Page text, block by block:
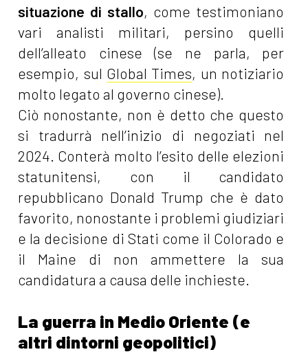
situazione di stallo, come testimoniano
vari analisti militari, persino quelli
dell’alleato cinese (se ne parla, per
esempio, sul Global Times, un notiziario
molto legato al governo cinese).
Ciò nonostante, non è detto che questo
si tradurrà nell’inizio di negoziati nel
2024. Conterà molto l’esito delle elezioni
statunitensi, con il candidato
repubblicano Donald Trump che è dato
favorito, nonostante i problemi giudiziari
e la decisione di Stati come il Colorado e
il Maine di non ammettere la sua
candidatura a causa delle inchieste.
La guerra in Medio Oriente (e
altri dintorni geopolitici)